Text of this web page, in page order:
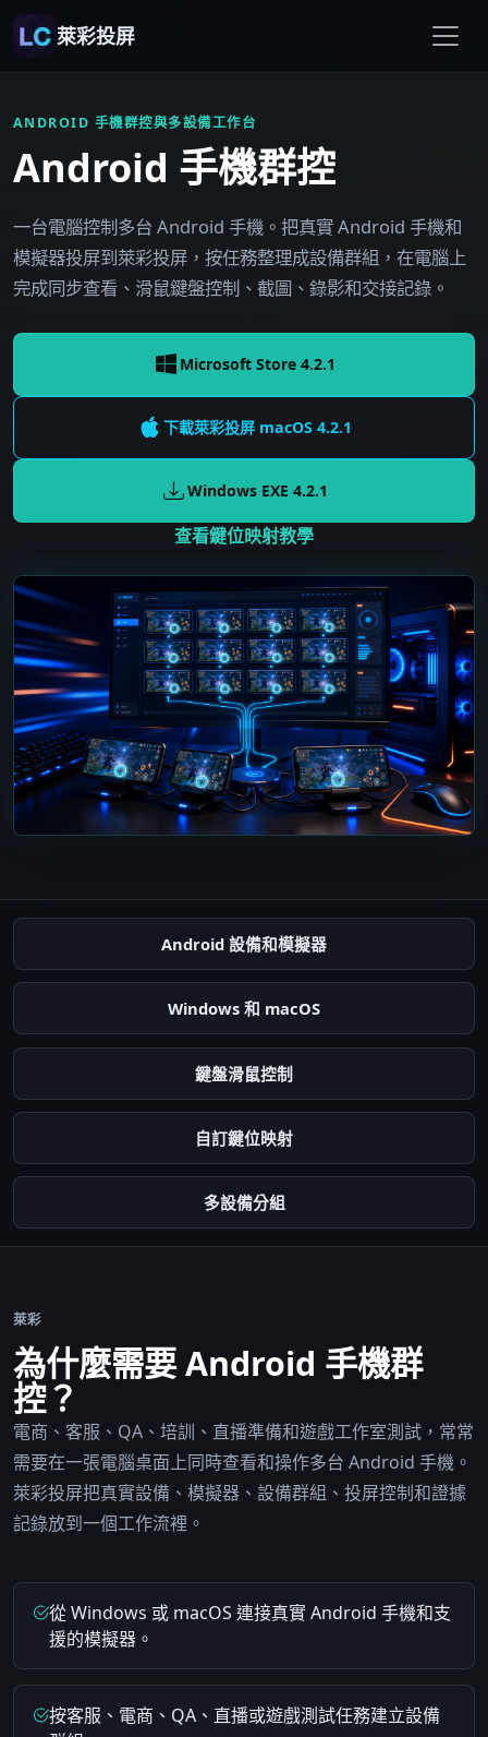
萊彩投屏
ANDROID 手機群控與多設備工作台
Android 手機群控
一台電腦控制多台 Android 手機。把真實 Android 手機和
模擬器投屏到萊彩投屏，按任務整理成設備群組，在電腦上
完成同步查看、滑鼠鍵盤控制、截圖、錄影和交接記錄。
Microsoft Store 4.2.1
下載萊彩投屏 macOS4.2.1
Windows EXE4.2.1
查看鍵位映射教學
Android 設備和模擬器
Windows 和 macOS
鍵盤滑鼠控制
自訂鍵位映射
多設備分組
萊彩
為什麼需要 Android 手機群
控？
電商、客服、QA、培訓、直播準備和遊戲工作室測試，常常
需要在一張電腦桌面上同時查看和操作多台 Android 手機。
萊彩投屏把真實設備、模擬器、設備群組、投屏控制和證據
記錄放到一個工作流裡。
從 Windows 或 macOS 連接真實 Android 手機和支
援的模擬器。
按客服、電商、QA、直播或遊戲測試任務建立設備